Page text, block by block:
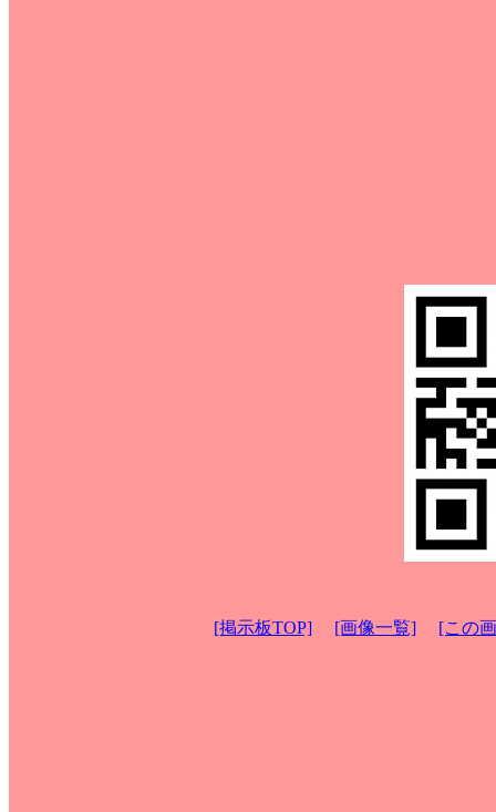
[掲示板TOP] [画像一覧] [この